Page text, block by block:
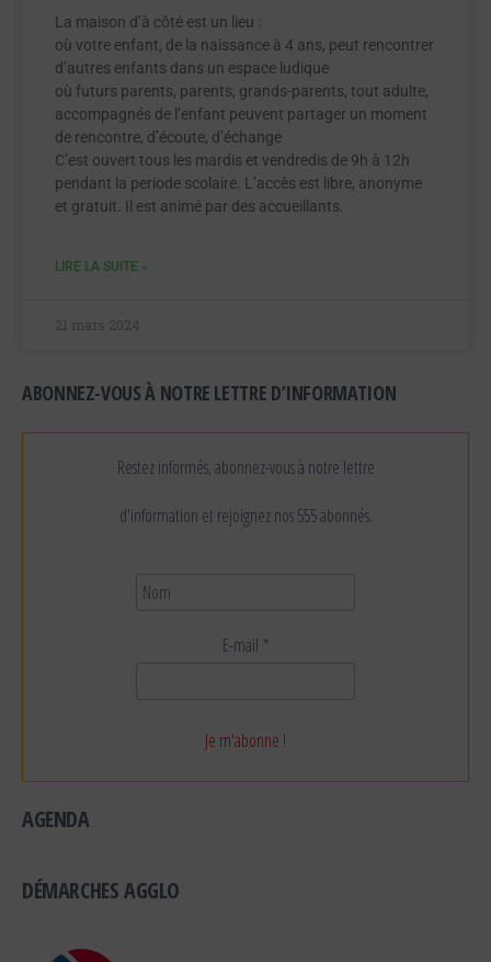
La maison d’à côté est un lieu :
où votre enfant, de la naissance à 4 ans, peut rencontrer
d’autres enfants dans un espace ludique
où futurs parents, parents, grands-parents, tout adulte,
accompagnés de l’enfant peuvent partager un moment
de rencontre, d’écoute, d’échange
C’est ouvert tous les mardis et vendredis de 9h à 12h
pendant la periode scolaire. L’accès est libre, anonyme
et gratuit. Il est animé par des accueillants.
LIRE LA SUITE »
21 mars 2024
ABONNEZ-VOUS À NOTRE LETTRE D’INFORMATION
Restez informés, abonnez-vous à notre lettre
d'information et rejoignez nos 555 abonnés.
E-mail *
AGENDA
DÉMARCHES AGGLO